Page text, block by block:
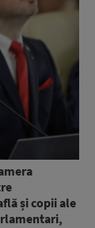
și copii ale